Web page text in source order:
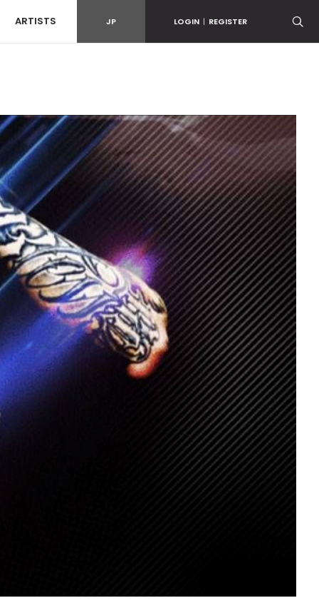
ARTISTS JP LOGIN | REGISTER